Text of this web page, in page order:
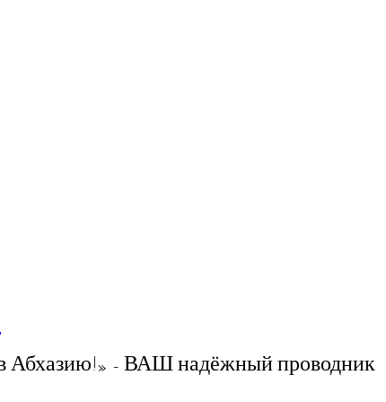
- ВАШ надёжный проводник